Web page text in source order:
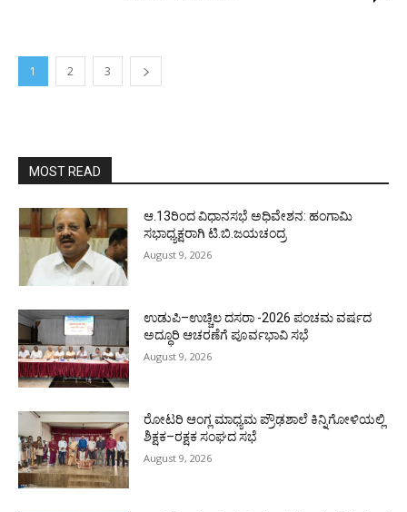
1 2 3
MOST READ
ಆ.13ರಿಂದ ವಿಧಾನಸಭೆ ಅಧಿವೇಶನ: ಹಂಗಾಮಿ
ಸಭಾಧ್ಯಕ್ಷರಾಗಿ ಟಿ.ಬಿ.ಜಯಚಂದ್ರ
August 9, 2026
ಉಡುಪಿ–ಉಚ್ಚಿಲ ದಸರಾ -2026 ಪಂಚಮ ವರ್ಷದ
ಅದ್ಧೂರಿ ಆಚರಣೆಗೆ ಪೂರ್ವಭಾವಿ ಸಭೆ
August 9, 2026
ರೋಟರಿ ಆಂಗ್ಲ ಮಾಧ್ಯಮ ಪ್ರೌಢಶಾಲೆ ಕಿನ್ನಿಗೋಳಿಯಲ್ಲಿ
ಶಿಕ್ಷಕ–ರಕ್ಷಕ ಸಂಘದ ಸಭೆ
August 9, 2026